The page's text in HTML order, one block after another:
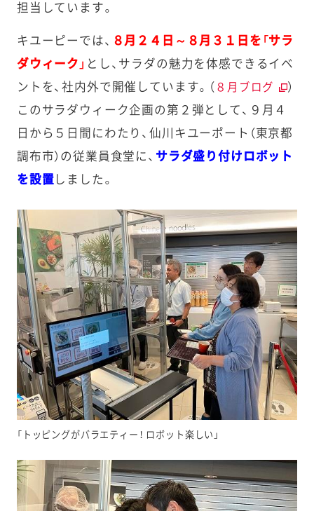
担当しています。
キユーピーでは、 ８月２４日～８月３１日を「サラ
ダウィーク」 とし、サラダの魅力を体感できるイベ
ントを、社内外で開催しています。（ ８月ブログ
）
このサラダウィーク企画の第２弾として、９月４
日から５日間にわたり、仙川キユーポート（東京都
調布市）の従業員食堂に、 サラダ盛り付けロボット
を設置 しました。
「トッピングがバラエティー！ ロボット楽しい」